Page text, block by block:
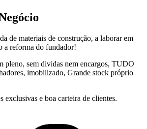
de materiais de construção, a laborar em
a reforma do fundador!
pleno, sem dividas nem encargos, TUDO
imobilizado, Grande stock próprio
exclusivas e boa carteira de clientes.